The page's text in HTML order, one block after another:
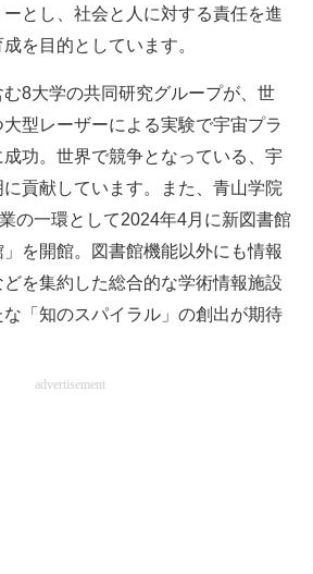
とし、社会と人に対する責任を進
を目的としています。
8大学の共同研究グループが、世
型レーザーによる実験で宇宙プラ
功。世界で競争となっている、宇
貢献しています。また、青山学院
の一環として2024年4月に新図書館
を開館。図書館機能以外にも情報
どを集約した総合的な学術情報施設
「知のスパイラル」の創出が期待
advertisement